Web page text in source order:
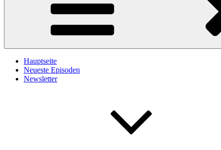
Hauptseite
Neueste Episoden
Newsletter